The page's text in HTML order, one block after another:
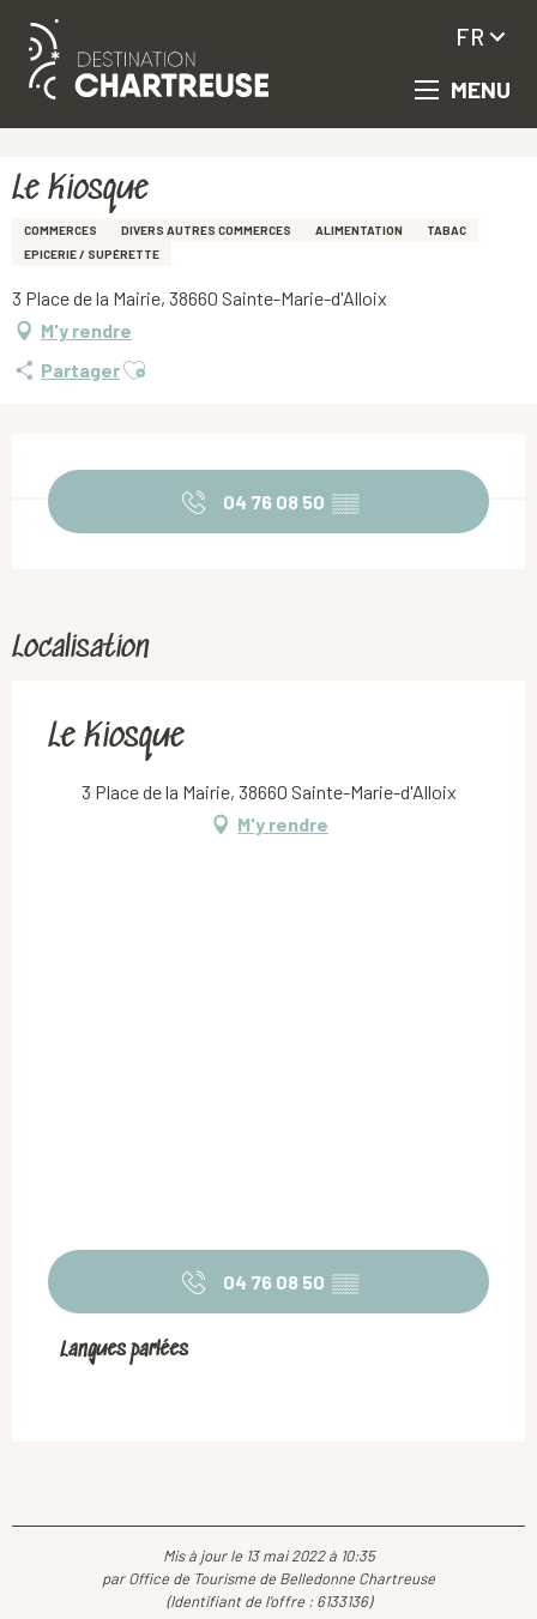
Aller
principal
MENU
FR
Le Kiosque
COMMERCES DIVERS AUTRES COMMERCES ALIMENTATION
TABAC
EPICERIE / SUPÉRETTE
3 Place de la Mairie, 38660 Sainte-Marie-d'Alloix
M'y rendre
PartagerAjouter aux favoris
04 76 08 50 ▒▒
Localisation
Le Kiosque
3 Place de la Mairie, 38660 Sainte-Marie-d'Alloix
M'y rendre
04 76 08 50 ▒▒
Langues parlées
Langues parlées
Mis à jour le 13 mai 2022 à 10:35
par Office de Tourisme de Belledonne Chartreuse
(Identifiant de l'offre : 6133136)